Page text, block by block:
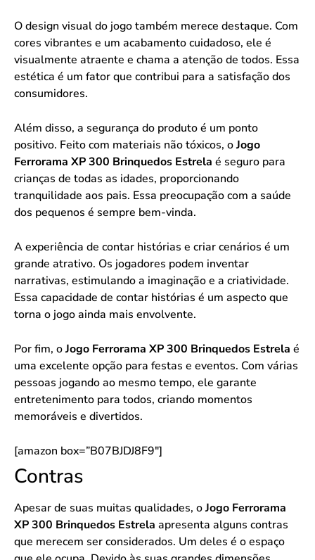
O design visual do jogo também merece destaque. Com
cores vibrantes e um acabamento cuidadoso, ele é
visualmente atraente e chama a atenção de todos. Essa
estética é um fator que contribui para a satisfação dos
consumidores.
Além disso, a segurança do produto é um ponto
positivo. Feito com materiais não tóxicos, oJogo
Ferrorama XP 300 Brinquedos Estrela é seguro para
crianças de todas as idades, proporcionando
tranquilidade aos pais. Essa preocupação com a saúde
dos pequenos é sempre bem-vinda.
A experiência de contar histórias e criar cenários é um
grande atrativo. Os jogadores podem inventar
narrativas, estimulando a imaginação e a criatividade.
Essa capacidade de contar histórias é um aspecto que
torna o jogo ainda mais envolvente.
Por fim, oJogo Ferrorama XP 300 Brinquedos Estrela é
uma excelente opção para festas e eventos. Com várias
pessoas jogando ao mesmo tempo, ele garante
entretenimento para todos, criando momentos
memoráveis e divertidos.
[amazon box=”B07BJDJ8F9″]
Contras
Apesar de suas muitas qualidades, oJogo Ferrorama
XP 300 Brinquedos Estrela apresenta alguns contras
que merecem ser considerados. Um deles é o espaço